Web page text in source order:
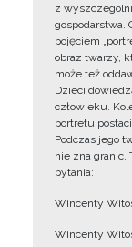
z
gospodarstwa.
pojęciem
obraz twarzy,
może też
Dzieci
człowieku.
portretu
Podczas jego
nie zna granic.
pytania:
Wincenty
Wincenty